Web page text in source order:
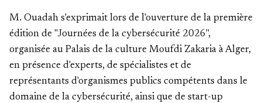
M. Ouadah s'exprimait lors de l'ouverture de la première
édition de "Journées de la cybersécurité 2026",
organisée au Palais de la culture Moufdi Zakaria à Alger,
en présence d'experts, de spécialistes et de
représentants d'organismes publics compétents dans le
domaine de la cybersécurité, ainsi que de start-up